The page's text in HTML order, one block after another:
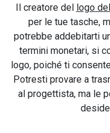
Il creatore del logo
per le tue tasche,
potrebbe addebitarti
termini monetari, si
logo, poiché ti
Potresti provare a
al progettista, ma le